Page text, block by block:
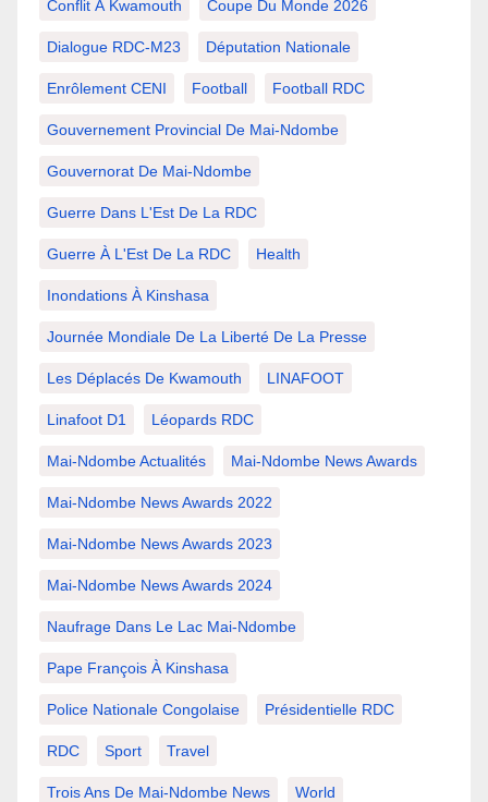
Conflit À Kwamouth Coupe Du Monde 2026
Dialogue RDC-M23 Députation Nationale
Enrôlement CENI Football Football RDC
Gouvernement Provincial De Mai-Ndombe
Gouvernorat De Mai-Ndombe
Guerre Dans L'Est De La RDC
Guerre À L'Est De La RDC Health
Inondations À Kinshasa
Journée Mondiale De La Liberté De La Presse
Les Déplacés De Kwamouth LINAFOOT
Linafoot D1 Léopards RDC
Mai-Ndombe Actualités Mai-Ndombe News Awards
Mai-Ndombe News Awards 2022
Mai-Ndombe News Awards 2023
Mai-Ndombe News Awards 2024
Naufrage Dans Le Lac Mai-Ndombe
Pape François À Kinshasa
Police Nationale Congolaise Présidentielle RDC
RDC Sport Travel
Trois Ans De Mai-Ndombe News World